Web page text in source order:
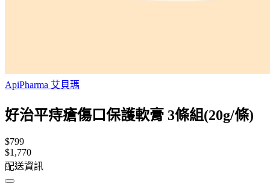
ApiPharma 艾貝瑪
好治平痔瘡傷口保護軟膏 3條組(20g/條)
$799
$1,770
配送資訊